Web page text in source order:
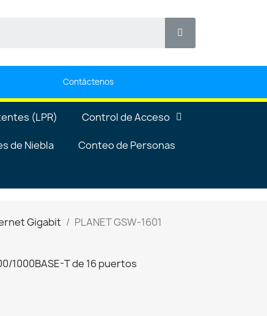
Contáctenos
(LPR) Control de Acceso
de Niebla Conteo de Personas
Gigabit PLANET GSW-1601
1000BASE-T de 16 puertos